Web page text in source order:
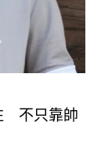
不只靠帥